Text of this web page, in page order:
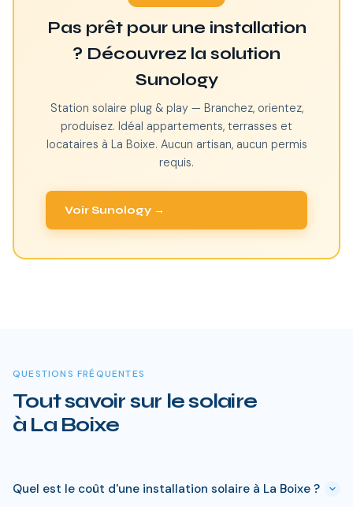
Pas prêt pour une installation
? Découvrez la solution
Sunology
Station solaire plug & play — Branchez, orientez,
produisez. Idéal appartements, terrasses et
locataires à La Boixe. Aucun artisan, aucun permis
requis.
Voir Sunology →
QUESTIONS FRÉQUENTES
Tout savoir sur le solaire
à La Boixe
Quel est le coût d'une installation solaire à La Boixe ?